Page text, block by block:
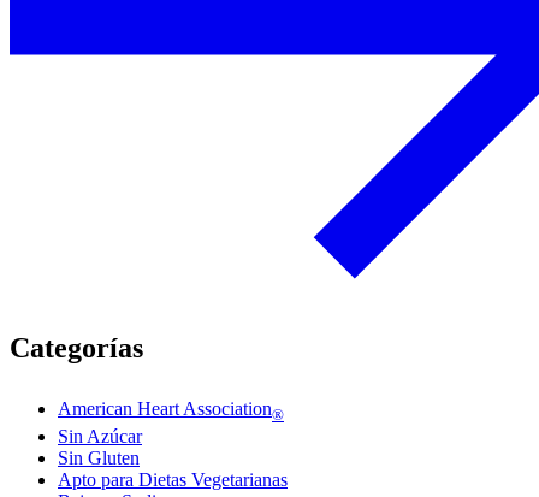
Categorías
American Heart Association®
Sin Azúcar
Sin Gluten
Apto para Dietas Vegetarianas